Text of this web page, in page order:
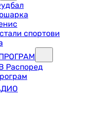
спортови
Распоред